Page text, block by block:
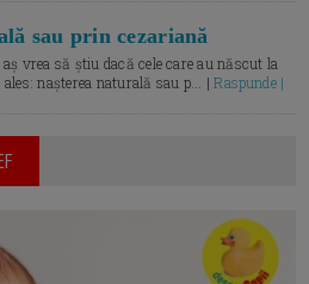
sau prin cezariană
vrea să știu dacă cele care au născut la
ales: nașterea naturală sau p... |Raspunde |